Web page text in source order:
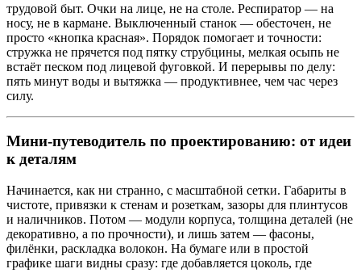
трудовой быт. Очки на лице, не на столе. Респиратор — на
носу, не в кармане. Выключенный станок — обесточен, не
просто «кнопка красная». Порядок помогает и точности:
стружка не прячется под пятку струбцины, мелкая осыпь не
встаёт песком под лицевой фуговкой. И перерывы по делу:
пять минут воды и вытяжка — продуктивнее, чем час через
силу.
Мини‑путеводитель по проектированию: от идеи
к деталям
Начинается, как ни странно, с масштабной сетки. Габариты в
чистоте, привязки к стенам и розеткам, зазоры для плинтусов
и наличников. Потом — модули корпуса, толщина деталей (не
декоративно, а по прочности), и лишь затем — фасоны,
филёнки, раскладка волокон. На бумаге или в простой
графике шаги видны сразу: где добавляется цоколь, где